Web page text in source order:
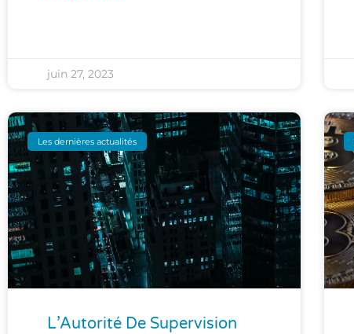
juin 27, 2023
Les dernières actualités
L’Autorité De Supervision